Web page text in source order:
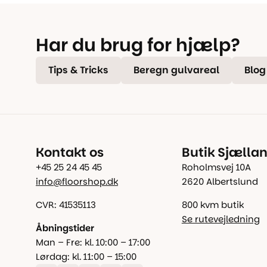
Har du brug for hjælp?
Tips & Tricks Beregn gulvareal Blog
Kontakt os
+45 25 24 45 45
info@floorshop.dk
CVR: 41535113
Åbningstider
Man – Fre: kl. 10:00 – 17:00
Lørdag: kl. 11:00 – 15:00
Butik
Roholmsvej 10A
2620 Albertslund
800 kvm butik
Se rutevejledning